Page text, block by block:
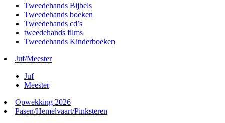
Tweedehands Bijbels
Tweedehands boeken
Tweedehands cd’s
tweedehands films
Tweedehands Kinderboeken
Juf/Meester
Juf
Meester
Opwekking 2026
Pasen/Hemelvaart/Pinksteren